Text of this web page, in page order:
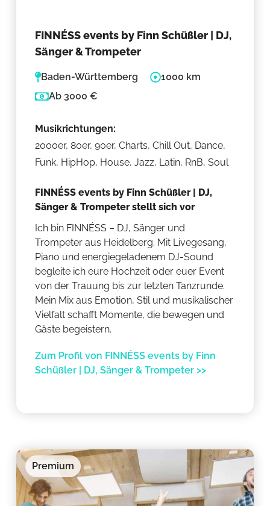
FINNÉSS events by Finn Schüßler | DJ,
Sänger & Trompeter
Baden-Württemberg
1000 km
Ab 3000 €
Musikrichtungen:
2000er, 80er, 90er, Charts, Chill Out, Dance,
Funk, HipHop, House, Jazz, Latin, RnB, Soul
FINNÉSS events by Finn Schüßler | DJ,
Sänger & Trompeter stellt sich vor
Ich bin FINNÉSS – DJ, Sänger und
Trompeter aus Heidelberg. Mit Livegesang,
Piano und energiegeladenem DJ-Sound
begleite ich eure Hochzeit oder euer Event
von der Trauung bis zur letzten Tanzrunde.
Mein Mix aus Emotion, Stil und musikalischer
Vielfalt schafft Momente, die bewegen und
Gäste begeistern.
Zum Profil von FINNÉSS events by Finn
Schüßler | DJ, Sänger & Trompeter >>
Premium